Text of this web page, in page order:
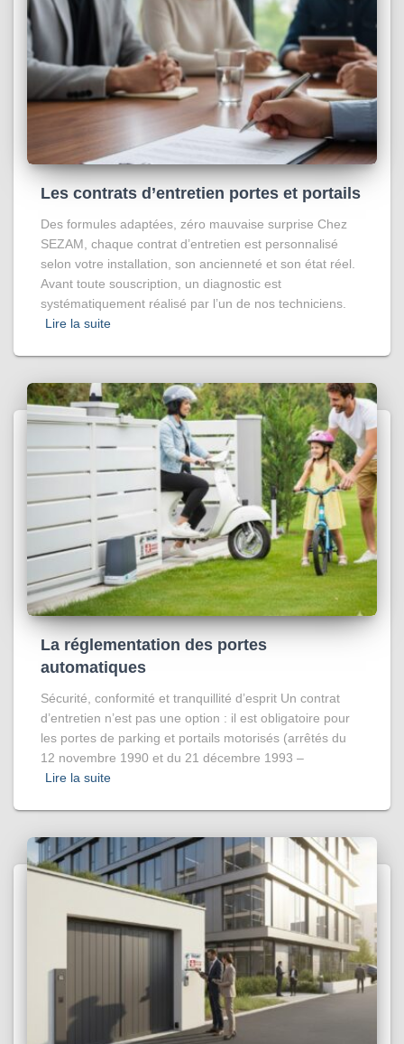
Les contrats d’entretien portes et portails
Des formules adaptées, zéro mauvaise surprise Chez
SEZAM, chaque contrat d’entretien est personnalisé
selon votre installation, son ancienneté et son état réel.
Avant toute souscription, un diagnostic est
systématiquement réalisé par l’un de nos techniciens.
Lire la suite
La réglementation des portes
automatiques
Sécurité, conformité et tranquillité d’esprit Un contrat
d’entretien n’est pas une option : il est obligatoire pour
les portes de parking et portails motorisés (arrêtés du
12 novembre 1990 et du 21 décembre 1993 –
Lire la suite